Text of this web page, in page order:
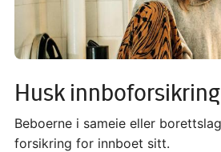
Husk innboforsikring
Beboerne i sameie eller
forsikring for innboet sitt.